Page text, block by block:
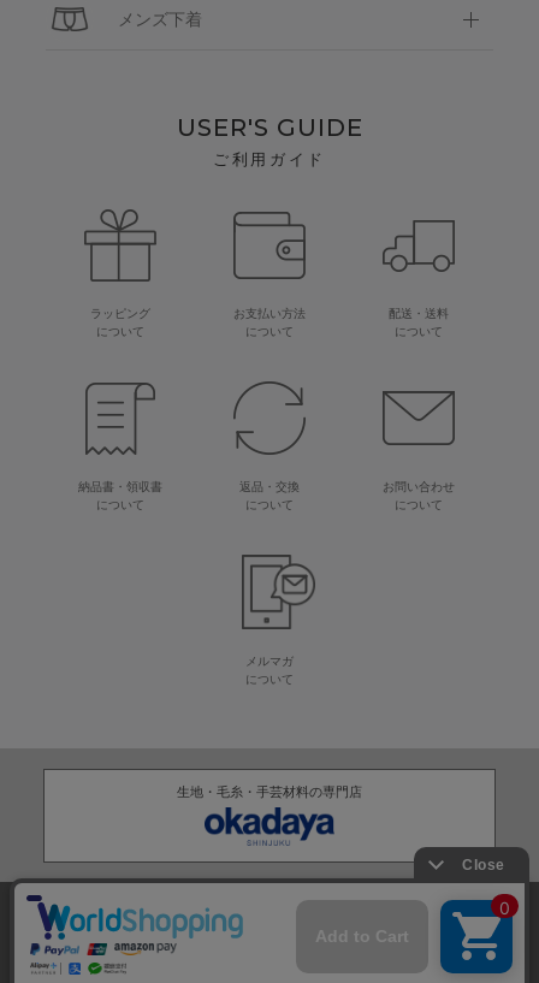
メンズ下着
USER'S GUIDE
ご利用ガイド
ラッピング
について
お支払い方法
について
配送・送料
について
納品書・領収書
について
返品・交換
について
お問い合わせ
について
メルマガ
について
生地・毛糸・手芸材料の専門店
株式会社オカダヤ
特定商取引法に基づく表記 プライバシーポリシー サイトマップ